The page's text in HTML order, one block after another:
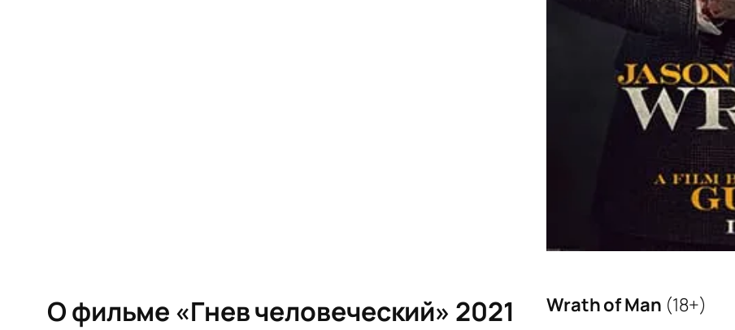
О фильме «Гнев человеческий» 2021 Wrath of Man (18+)